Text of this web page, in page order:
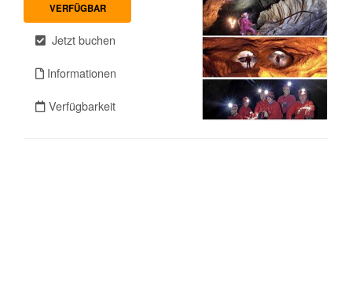
VERFÜGBAR
Jetzt buchen
Informationen
Verfügbarkeit